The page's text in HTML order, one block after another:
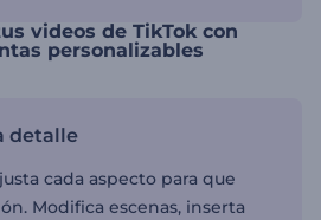
videos de TikTok con
personalizables
detalle
cada aspecto para que
Modifica escenas, inserta